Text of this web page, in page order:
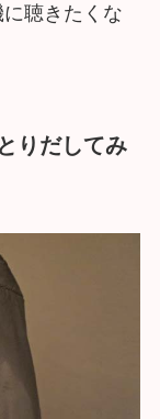
に聴きたくな
りだしてみ